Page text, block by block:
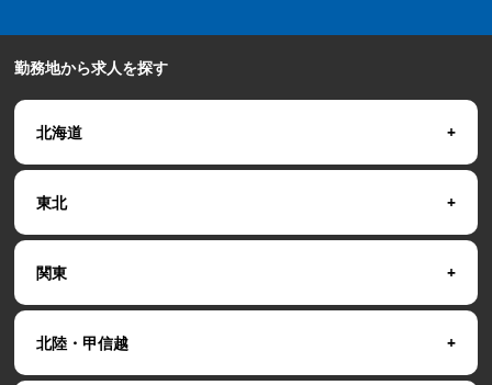
勤務地から求人を探す
北海道
東北
関東
北陸・甲信越